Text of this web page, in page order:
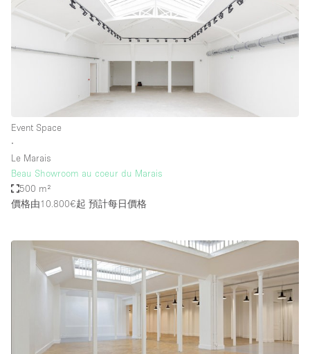
Event Space
∙
Le Marais
Beau Showroom au coeur du Marais
500 m²
價格由10.800€起 預計每日價格